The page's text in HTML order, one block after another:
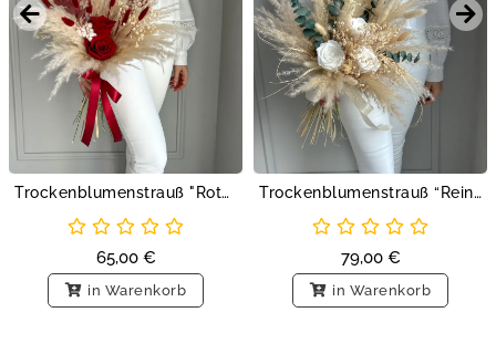
Trockenblumenstrauß "Rote Rosen"
65,00 €
in Warenkorb
Trockenblumenstrauß “Reines Glück”
79,00 €
in Warenkorb